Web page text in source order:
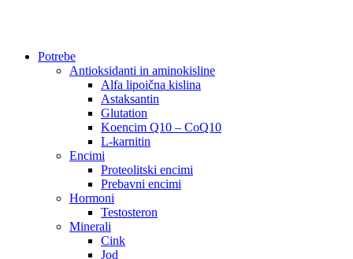
Potrebe
Antioksidanti in aminokisline
Alfa lipoična kislina
Astaksantin
Glutation
Koencim Q10 – CoQ10
L-karnitin
Encimi
Proteolitski encimi
Prebavni encimi
Hormoni
Testosteron
Minerali
Cink
Jod